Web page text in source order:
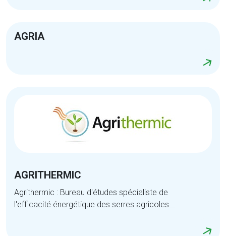
AGRIA
AGRITHERMIC
Agrithermic : Bureau d'études spécialiste de
l'efficacité énergétique des serres agricoles...